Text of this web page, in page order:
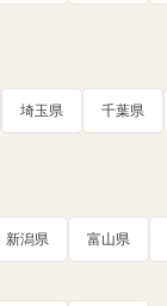
埼玉県 千葉県
新潟県 富山県